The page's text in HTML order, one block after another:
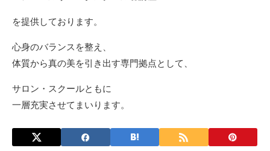
を提供しております。
心身のバランスを整え、
体質から真の美を引き出す専門拠点として、
サロン・スクールともに
一層充実させてまいります。